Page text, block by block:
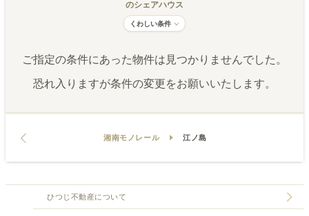
のシェアハウス
くわしい条件
ご指定の条件にあった物件は見つかりませんでした。
恐れ入りますが条件の変更をお願いいたします。
湘南モノレール 江ノ島
ひつじ不動産について